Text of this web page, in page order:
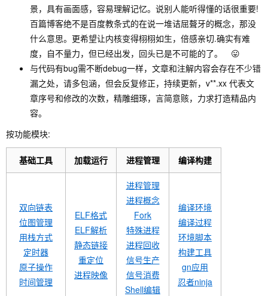
景，具有画面感，容易理解记忆。说别人能听得懂的话很重要!
百篇博客绝不是百度教条式的在说一堆诘屈聱牙的概念，那没
什么意思。更希望让内核变得栩栩如生，倍感亲切.确实有难
度，自不量力，但已经出发，回头已是不可能的了。 😛
与代码有bug需不断debug一样，文章和注解内容会存在不少错
漏之处，请多包涵，但会反复修正，持续更新，v**.xx 代表文
章序号和修改的次数，精雕细琢，言简意赅，力求打造精品内
容。
按功能模块:
基础工具 加载运行 进程管理 编译构建
双向链表
位图管理
用栈方式
定时器
原子操作
时间管理
ELF格式
ELF解析
静态链接
重定位
进程映像
进程管理
进程概念
Fork
特殊进程
进程回收
信号生产
信号消费
Shell编辑
编译环境
编译过程
环境脚本
构建工具
gn应用
忍者ninja